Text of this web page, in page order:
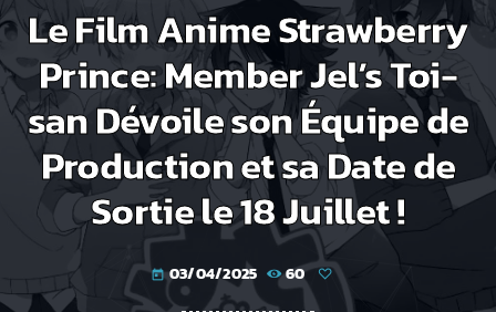
Le Film Anime Strawberry
Prince: Member Jel’s Toi-
san Dévoile son Équipe de
Production et sa Date de
Sortie le 18 Juillet !
today 03/04/2025 60